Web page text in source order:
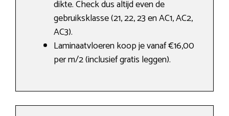
dikte. Check dus altijd even de
gebruiksklasse (21, 22, 23 en AC1, AC2,
AC3).
Laminaatvloeren koop je vanaf €16,00
per m/2 (inclusief gratis leggen).